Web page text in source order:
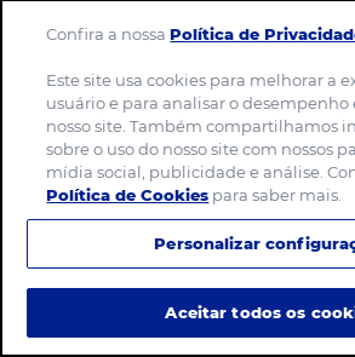
Confira a nossaPolítica de
Este site usa cookies para melhorar a
usuário e para analisar o desempenho
nosso site. Também compartilhamos
sobre o uso do nosso site com nossos
mídia social, publicidade e análise.
Política de Cookies para saber mais.
Personalizar
Aceitar todos os